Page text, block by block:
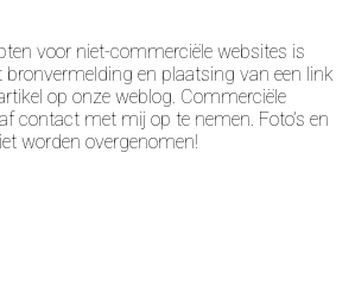
voor niet-commerciële websites is
en plaatsing van een link
op onze weblog. Commerciële
contact met mij op te nemen. Foto’s en
worden overgenomen!